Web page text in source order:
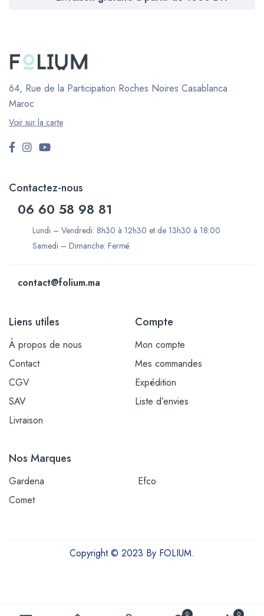
0 0
64, Rue de la Participation Roches Noires Casablanca
Maroc
Voir sur la carte
Contactez-nous
06 60 58 98 81
Lundi – Vendredi: 8h30 à 12h30 et de 13h30 à 18:00
Samedi – Dimanche: Fermé
contact@folium.ma
Liens utiles
À propos de nous
Contact
CGV
SAV
Livraison
Compte
Mon compte
Mes commandes
Expédition
Liste d’envies
Nos Marques
Gardena
Efco
Comet
Copyright © 2023 By FOLIUM.
Outils et équipements pour une vie plus verte